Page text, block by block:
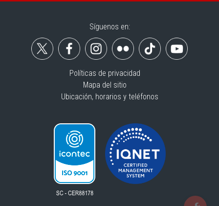
Síguenos en:
Políticas de privacidad
Mapa del sitio
Ubicación, horarios y teléfonos